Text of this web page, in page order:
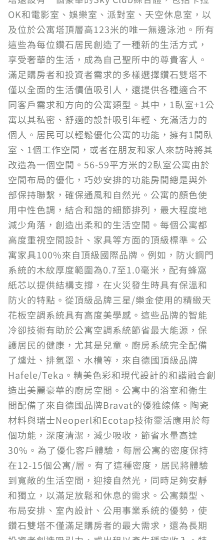
OK和電影室、娛樂室、派對室、天空休息室，以
及位於公寓塔頂層高123米的唯一無邊泳池。所有
這些為每位鑽石居民創造了一種新的生活方式，
享受奢華的生活，成為自己聖所中的尊貴客人。
滿足購房者和投資者需求的多樣選擇鑽石雙塔不
僅以全面的生活價值吸引人，還提供各種適合不
同客戶需求和方向的公寓類型。其中，1臥室+1公
寓以其私密、舒適的設計吸引年輕、充滿活力的
個人。居民可以輕鬆優化公寓的功能，擁有1間臥
室、1個工作空間，或者在朋友和家人來訪時將其
改造為一個空間。56-59平方米的2臥室公寓由於
空間布局的優化，巧妙安排的功能房間總是與外
部保持聯繫，確保通風和自然光。公寓的顏色使
用中性色調，結合和諧的細節排列，最大程度地
減少角落，創造出柔和的生活空間。每個公寓都
高度重視空間設計、家具等方面的頂級標準。公
寓家具100%來自頂級國際品牌。例如，防火鋼門
系統的木紋厚度範圍為0.7至1.0毫米，配有蜂窩
紙芯以提供結構支撐，在火災發生時具有保溫和
防火的特點。從頂級品牌三星/樂金使用的精緻天
花板空調系統具有高度美學感。這些品牌的智能
冷卻技術有助於公寓空調系統節省最大能源，保
護居民的健康，尤其是兒童。廚房系統完全配備
了爐灶、排氣罩、水槽等，來自德國頂級品牌
Hafele/Teka。精美色彩和現代設計的和諧融合創
造出美麗豪華的廚房空間。公寓中的浴室和衛生
間配備了來自德國品牌Bravat的優雅線條。陶瓷
材料與瑞士Neoperl和Ecotap技術靈活應用於每
個功能，深度清潔，減少吸收，節省水量高達
30%。為了優化客戶體驗，每層公寓的密度保持
在12-15個公寓/層。有了這種密度，居民將體驗
到寬敞的生活空間，迎接自然光，同時足夠安靜
和獨立，以滿足放鬆和休息的需求。公寓類型、
布局安排、室內設計、公用事業系統的優勢，使
鑽石雙塔不僅滿足購房者的最大需求，還為長期